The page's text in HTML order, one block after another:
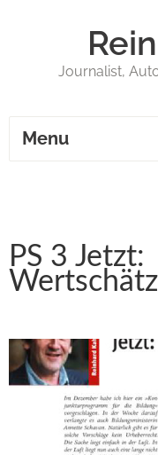
Journalist,
Menu
PS 3 Jetzt: